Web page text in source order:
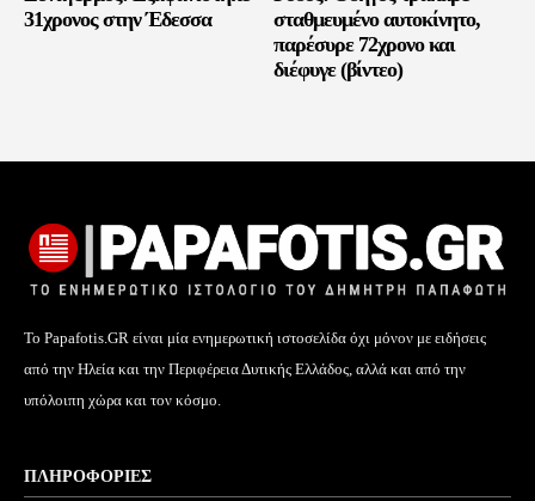
31χρονος στην Έδεσσα
σταθμευμένο αυτοκίνητο,
παρέσυρε 72χρονο και
διέφυγε (βίντεο)
Το Papafotis.GR είναι μία ενημερωτική ιστοσελίδα όχι μόνον με ειδήσεις
από την Ηλεία και την Περιφέρεια Δυτικής Ελλάδος, αλλά και από την
υπόλοιπη χώρα και τον κόσμο.
ΠΛΗΡΟΦΟΡΊΕΣ